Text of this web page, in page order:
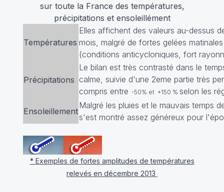
sur toute la France des températures,
précipitations et ensoleillément
Températures
Elles affichent des valeurs au-dessus
mois, malgré de fortes gelées
(conditions anticycloniques, fort
Précipitations
Le bilan est très contrasté dans le
calme, suivie d'une 2eme partie très
compris entre -50% et +150 % selon les
Ensoleillement
Malgré les pluies et le mauvais temps
s'est montré assez généreux pour
* Exemples de fortes amplitudes de températures
relevés en décembre 2013